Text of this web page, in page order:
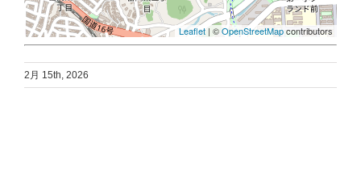
Leaflet | ©OpenStreetMapcontributors
2月 15th, 2026